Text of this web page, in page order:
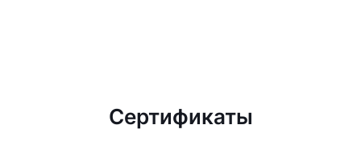
Сертификаты